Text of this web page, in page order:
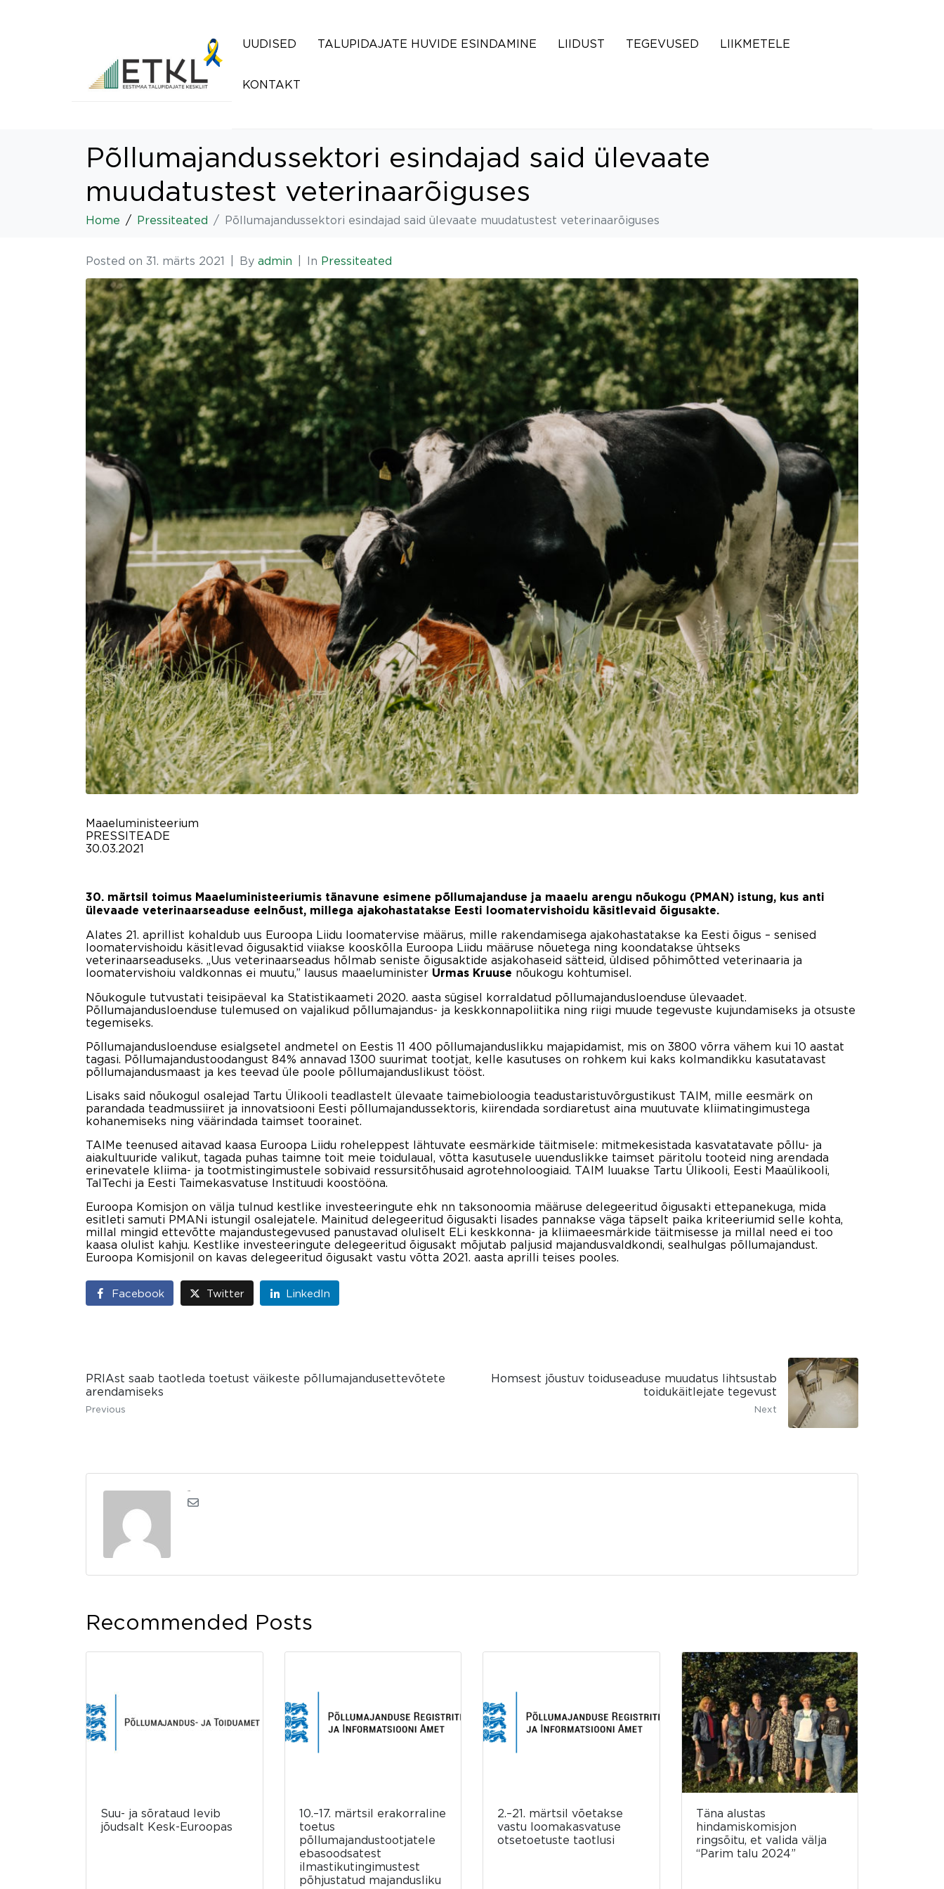
UUDISED TALUPIDAJATE HUVIDE ESINDAMINE LIIDUST TEGEVUSED LIIKMETELE
KONTAKT
Põllumajandussektori esindajad said ülevaate
muudatustest veterinaarõiguses
Home Pressiteated Põllumajandussektori esindajad said ülevaate muudatustest veterinaarõiguses
Posted on 31. märts 2021 By admin In Pressiteated
Maaeluministeerium
PRESSITEADE
30.03.2021
30. märtsil toimus Maaeluministeeriumis tänavune esimene põllumajanduse ja maaelu arengu nõukogu (PMAN) istung, kus anti
ülevaade veterinaarseaduse eelnõust, millega ajakohastatakse Eesti loomatervishoidu käsitlevaid õigusakte.
Alates 21. aprillist kohaldub uus Euroopa Liidu loomatervise määrus, mille rakendamisega ajakohastatakse ka Eesti õigus – senised
loomatervishoidu käsitlevad õigusaktid viiakse kooskõlla Euroopa Liidu määruse nõuetega ning koondatakse ühtseks
veterinaarseaduseks. „Uus veterinaarseadus hõlmab seniste õigusaktide asjakohaseid sätteid, üldised põhimõtted veterinaaria ja
loomatervishoiu valdkonnas ei muutu,” lausus maaeluminister Urmas Kruuse nõukogu kohtumisel.
Nõukogule tutvustati teisipäeval ka Statistikaameti 2020. aasta sügisel korraldatud põllumajandusloenduse ülevaadet.
Põllumajandusloenduse tulemused on vajalikud põllumajandus- ja keskkonnapoliitika ning riigi muude tegevuste kujundamiseks ja otsuste
tegemiseks.
Põllumajandusloenduse esialgsetel andmetel on Eestis 11 400 põllumajanduslikku majapidamist, mis on 3800 võrra vähem kui 10 aastat
tagasi. Põllumajandustoodangust 84% annavad 1300 suurimat tootjat, kelle kasutuses on rohkem kui kaks kolmandikku kasutatavast
põllumajandusmaast ja kes teevad üle poole põllumajanduslikust tööst.
Lisaks said nõukogul osalejad Tartu Ülikooli teadlastelt ülevaate taimebioloogia teadustaristuvõrgustikust TAIM, mille eesmärk on
parandada teadmussiiret ja innovatsiooni Eesti põllumajandussektoris, kiirendada sordiaretust aina muutuvate kliimatingimustega
kohanemiseks ning väärindada taimset toorainet.
TAIMe teenused aitavad kaasa Euroopa Liidu roheleppest lähtuvate eesmärkide täitmisele: mitmekesistada kasvatatavate põllu- ja
aiakultuuride valikut, tagada puhas taimne toit meie toidulaual, võtta kasutusele uuenduslikke taimset päritolu tooteid ning arendada
erinevatele kliima- ja tootmistingimustele sobivaid ressursitõhusaid agrotehnoloogiaid. TAIM luuakse Tartu Ülikooli, Eesti Maaülikooli,
TalTechi ja Eesti Taimekasvatuse Instituudi koostööna.
Euroopa Komisjon on välja tulnud kestlike investeeringute ehk nn taksonoomia määruse delegeeritud õigusakti ettepanekuga, mida
esitleti samuti PMANi istungil osalejatele. Mainitud delegeeritud õigusakti lisades pannakse väga täpselt paika kriteeriumid selle kohta,
millal mingid ettevõtte majandustegevused panustavad oluliselt ELi keskkonna- ja kliimaeesmärkide täitmisesse ja millal need ei too
kaasa olulist kahju. Kestlike investeeringute delegeeritud õigusakt mõjutab paljusid majandusvaldkondi, sealhulgas põllumajandust.
Euroopa Komisjonil on kavas delegeeritud õigusakt vastu võtta 2021. aasta aprilli teises pooles.
Facebook Twitter LinkedIn
PRIAst saab taotleda toetust väikeste põllumajandusettevõtete
arendamiseks
Previous
Homsest jõustuv toiduseaduse muudatus lihtsustab
toidukäitlejate tegevust
Next
Recommended Posts
Suu- ja sõrataud levib
jõudsalt Kesk-Euroopas
10.–17. märtsil erakorraline
toetus
põllumajandustootjatele
ebasoodsatest
ilmastikutingimustest
põhjustatud majandusliku
2.–21. märtsil võetakse
vastu loomakasvatuse
otsetoetuste taotlusi
Täna alustas
hindamiskomisjon
ringsõitu, et valida välja
“Parim talu 2024”